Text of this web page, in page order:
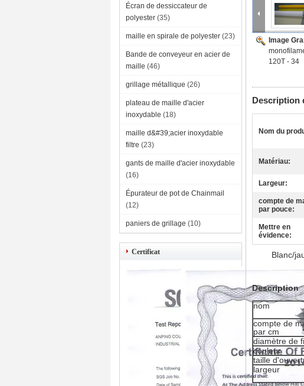
Écran de dessiccateur de
polyester (35)
maille en spirale de polyester (23)
Bande de conveyeur en acier de
maille (46)
grillage métallique (26)
plateau de maille d'acier
inoxydable (18)
maille d&#39;acier inoxydable
filtre (23)
gants de maille d'acier inoxydable
(16)
Épurateur de pot de Chainmail
(12)
paniers de grillage (10)
Certificat
Image
120T - 34
Description
Nom du
Matériau:
Largeur:
compte de
par pouce:
Mettre en
évidence:
Blanc/
Description
nom
compte de
par cm
diamètre de
couleur
taille
largeur